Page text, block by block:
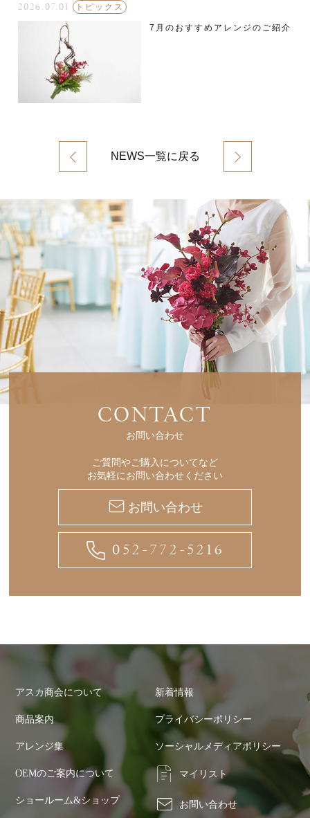
2026.07.01 トピックス
7月のおすすめアレンジのご紹介
NEWS一覧に戻る
CONTACT
お問い合わせ
ご質問やご購入についてなど
お気軽にお問い合わせください
お問い合わせ
052-772-5216
アスカ商会について
商品案内
アレンジ集
OEMのご案内について
ショールーム&ショップ
新着情報
プライバシーポリシー
ソーシャルメディアポリシー
マイリスト
お問い合わせ